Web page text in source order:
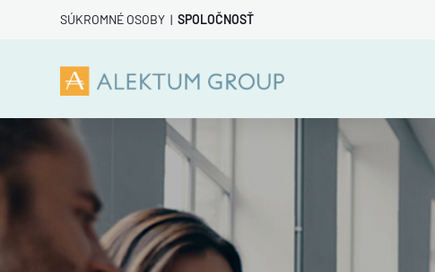
SÚKROMNÉ OSOBY | SPOLOČNOSŤ